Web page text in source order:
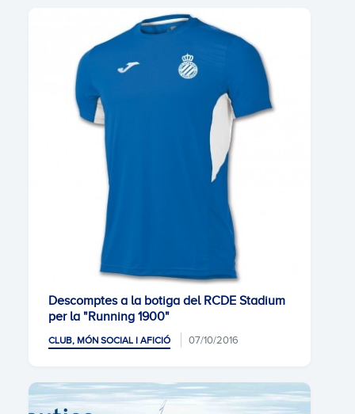
Descomptes a la botiga del RCDE Stadium
per la "Running 1900"
CLUB, MÓN SOCIAL I AFICIÓ 07/10/2016